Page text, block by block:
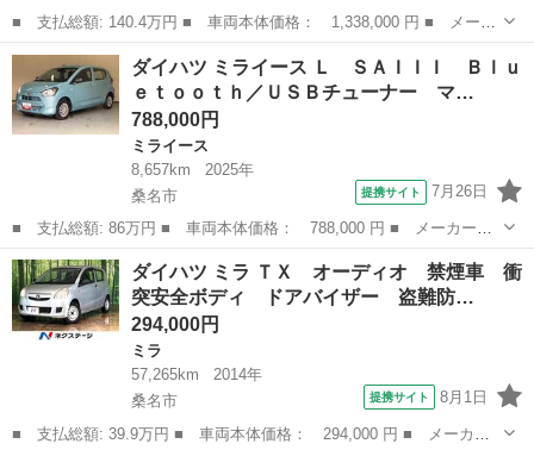
■ 支払総額: 140.4万円 ■ 車両本体価格： 1,338,000 円 ■ メーカ
ー名： ダイハツ ■ 車種名： ミライース ■ グレード名： Ｇ
ＳＡ３／ナビ・バックモニター 純正ナビ・バックモニター・サイド
エアバッ...
三重 桑名市 ミライース
ダイハツ ミライース Ｌ ＳＡＩＩＩ Ｂｌｕ
ｅｔｏｏｔｈ／ＵＳＢチューナー マ…
788,000円
ミライース
8,657km
2025年
桑名市
提携サイト 7月26日
■ 支払総額: 86万円 ■ 車両本体価格： 788,000 円 ■ メーカー
名： ダイハツ ■ 車種名： ミライース ■ グレード名： Ｌ Ｓ
ＡＩＩＩ Ｂｌｕｅｔｏｏｔｈ／ＵＳＢチューナー マニュアルエア
コン スマートア...
三重 桑名市 ミライース
ダイハツ ミラ ＴＸ オーディオ 禁煙車 衝
突安全ボディ ドアバイザー 盗難防…
294,000円
ミラ
57,265km
2014年
桑名市
提携サイト 8月1日
■ 支払総額: 39.9万円 ■ 車両本体価格： 294,000 円 ■ メーカー